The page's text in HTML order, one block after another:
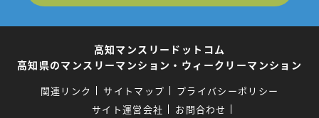
高知マンスリードットコム
高知県のマンスリーマンション・ウィークリーマンション
関連リンク サイトマップ
プライバシーポリシー
サイト運営会社
お問合わせ